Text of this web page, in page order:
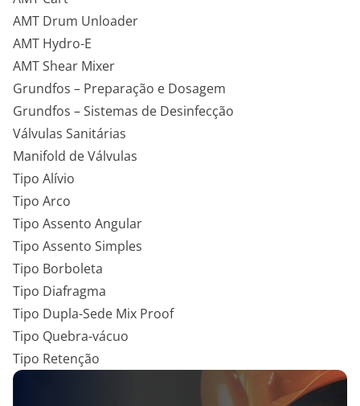
AMT Drum Unloader
AMT Hydro-E
AMT Shear Mixer
Grundfos – Preparação e Dosagem
Grundfos – Sistemas de Desinfecção
Válvulas Sanitárias
Manifold de Válvulas
Tipo Alívio
Tipo Arco
Tipo Assento Angular
Tipo Assento Simples
Tipo Borboleta
Tipo Diafragma
Tipo Dupla-Sede Mix Proof
Tipo Quebra-vácuo
Tipo Retenção